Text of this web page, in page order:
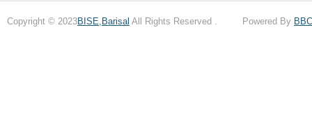
Copyright © 2023BISE,Barisal All Rights Reserved . Powered By